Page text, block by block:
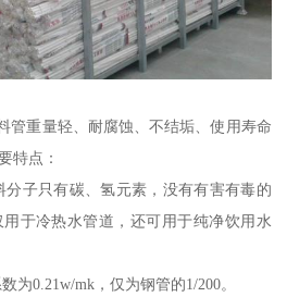
管重量轻、耐腐蚀、不结垢、使用寿命
特点：
分子只有碳、氢元素，没有有害有毒的
于冷热水管道，还可用于纯净饮用水
为0.21w/mk，仅为钢管的1/200。